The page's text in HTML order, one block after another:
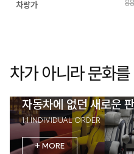
차량가
차가 아니라 문화
자동차에 없던 새로운
1:1 INDIVIDUAL ORDER
+ MORE